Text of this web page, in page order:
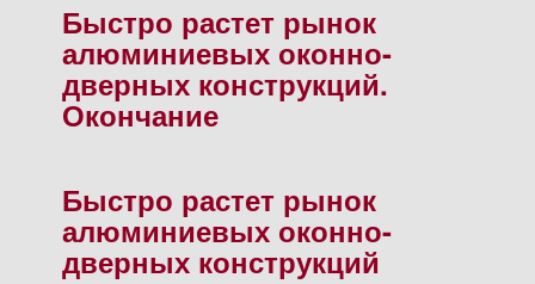
Быстро растет рынок
алюминиевых оконно-
дверных конструкций.
Окончание
Быстро растет рынок
алюминиевых оконно-
дверных конструкций